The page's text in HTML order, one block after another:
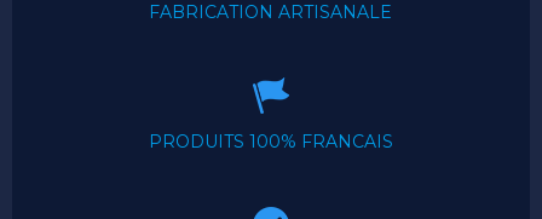
FABRICATION ARTISANALE
PRODUITS 100% FRANCAIS